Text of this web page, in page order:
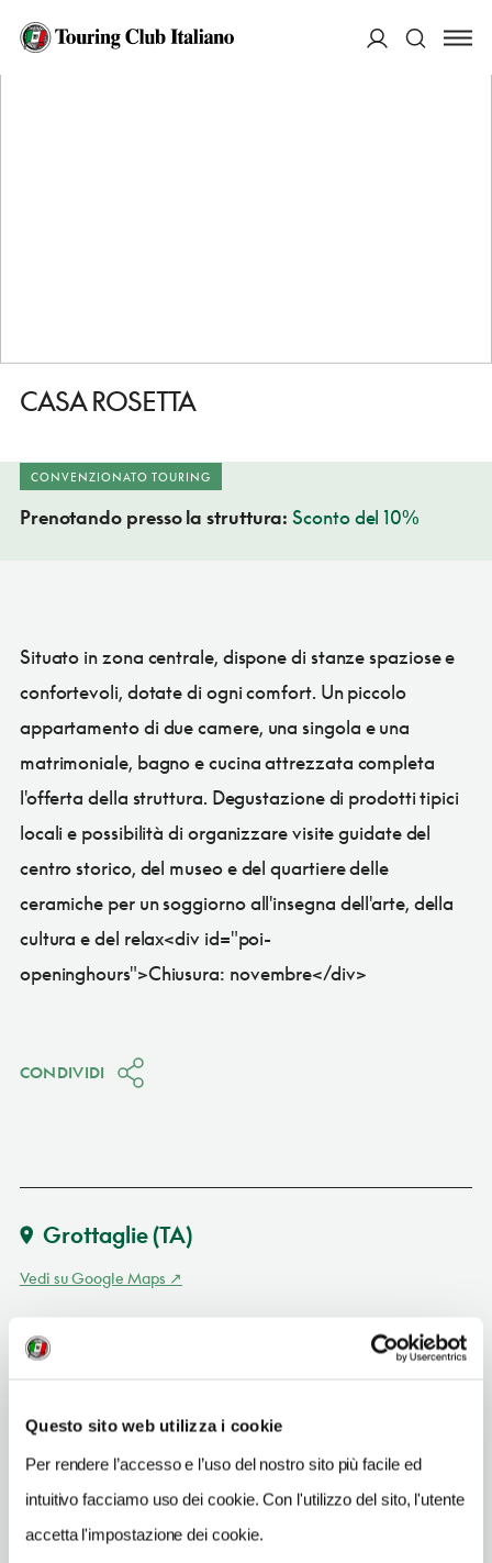
Questo sito web utilizza i cookie
Per rendere l’accesso e l’uso del nostro sito più facile ed
intuitivo facciamo uso dei cookie. Con l'utilizzo del sito, l'utente
accetta l'impostazione dei cookie.
HOME
CASA ROSETTA
CONVENZIONATO TOURING
Prenotando presso la struttura:Sconto del 10%
Situato in zona centrale, dispone di stanze spaziose e
confortevoli, dotate di ogni comfort. Un piccolo
appartamento di due camere, una singola e una
matrimoniale, bagno e cucina attrezzata completa
l'offerta della struttura. Degustazione di prodotti tipici
locali e possibilità di organizzare visite guidate del
centro storico, del museo e del quartiere delle
ceramiche per un soggiorno all'insegna dell'arte, della
cultura e del relax<div id="poi-
openinghours">Chiusura: novembre</div>
CONDIVIDI
Grottaglie(TA)
Vedi su Google Maps
INDIRIZZO
via Rubichi 83 - 74023
Puglia
SITO WEB
INDIRIZZO EMAIL